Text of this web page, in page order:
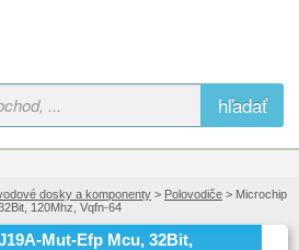
hľadať
dosky a komponenty > Polovodiče > Microchip
120Mhz, Vqfn-64
Mut-Efp Mcu, 32Bit,